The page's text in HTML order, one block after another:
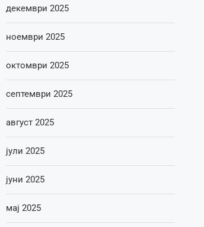
декември 2025
ноември 2025
октомври 2025
септември 2025
август 2025
јули 2025
јуни 2025
мај 2025